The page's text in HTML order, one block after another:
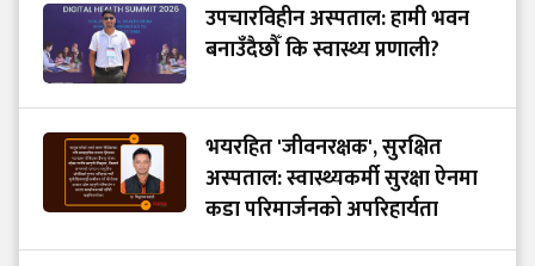
उपचारविहीन अस्पताल: हामी भवन
बनाउँदैछौँ कि स्वास्थ्य प्रणाली?
भयरहित 'जीवनरक्षक', सुरक्षित
अस्पताल: स्वास्थ्यकर्मी सुरक्षा ऐनमा
कडा परिमार्जनको अपरिहार्यता